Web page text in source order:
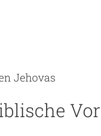
Jehovas